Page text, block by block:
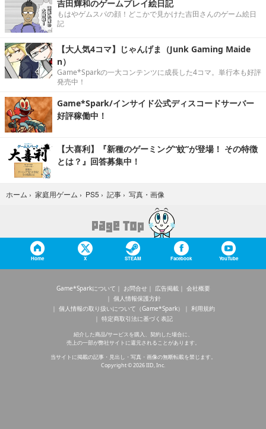
吉田輝和のゲームプレイ絵日記
もはやゲムスパの顔！どこかで見かけた吉田さんのゲーム絵日
記
【大人気4コマ】じゃんげま（Junk Gaming Maide
n）
Game*Sparkの一大コンテンツに成長した4コマ。単行本も好評
発売中！
Game*Spark/インサイド公式ディスコードサーバー
好評稼働中！
【大喜利】『新種のゲーミング“蚊”が登場！ その特徴
とは？』回答募集中！
ホーム › 家庭用ゲーム › PS5 › 記事 › 写真・画像
Home X STEAM Facebook YouTube
Game*Sparkについて お問合せ 広告掲載
会社概要
個人情報保護方針
個人情報の取り扱いについて（Game*Spark）
利用規約
特定商取引法に基づく表記
紹介した商品/サービスを購入、契約した場合に、
売上の一部が弊社サイトに還元されることがあります。
当サイトに掲載の記事・見出し・写真・画像の無断転載を禁じます。
Copyright © 2026 IID, Inc.